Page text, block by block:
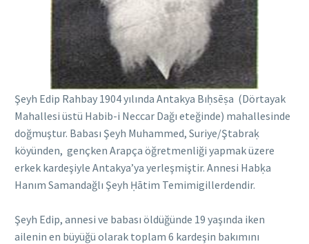
Şeyh Edip Rahbay 1904 yılında Antakya Bıḥsēṣa (Dörtayak
Mahallesi üstü Habib-i Neccar Dağı eteğinde) mahallesinde
doğmuştur. Babası Şeyh Muhammed, Suriye/Ştabraḳ
köyünden, gençken Arapça öğretmenliği yapmak üzere
erkek kardeşiyle Antakya’ya yerleşmiştir. Annesi Habḳa
Hanım Samandağlı Şeyh Ḥātim Temimigillerdendir.
Şeyh Edip, annesi ve babası öldüğünde 19 yaşında iken
ailenin en büyüğü olarak toplam 6 kardeşin bakımını